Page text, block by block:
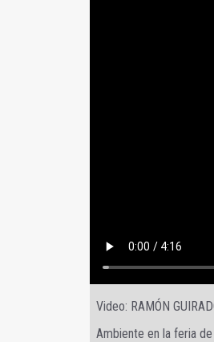
Video: RAMÓN
Ambiente en la feria de